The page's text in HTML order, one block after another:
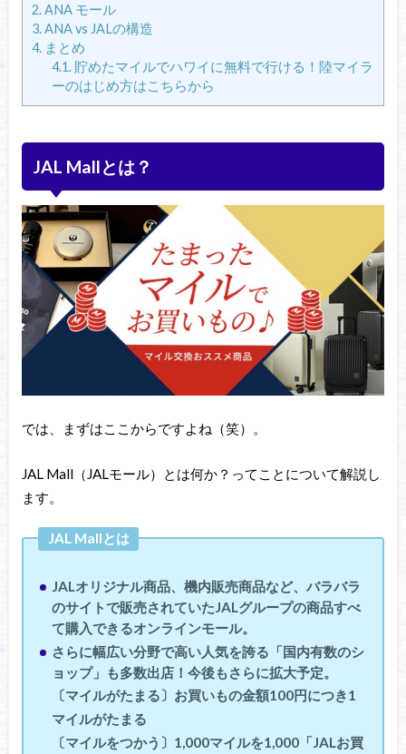
2.ANA モール
3.ANA vs JALの構造
4.まとめ
4.1.貯めたマイルでハワイに無料で行ける！陸マイラ
ーのはじめ方はこちらから
JAL Mallとは？
では、まずはここからですよね（笑）。
JAL Mall（JALモール）とは何か？ってことについて解説し
ます。
JAL Mallとは
JALオリジナル商品、機内販売商品など、バラバラ
のサイトで販売されていたJALグループの商品すべ
て購入できるオンラインモール。
さらに幅広い分野で高い人気を誇る「国内有数のシ
ョップ」も多数出店！今後もさらに拡大予定。
〔マイルがたまる〕お買いもの金額100円につき1
マイルがたまる
〔マイルをつかう〕1,000マイルを1,000「JALお買